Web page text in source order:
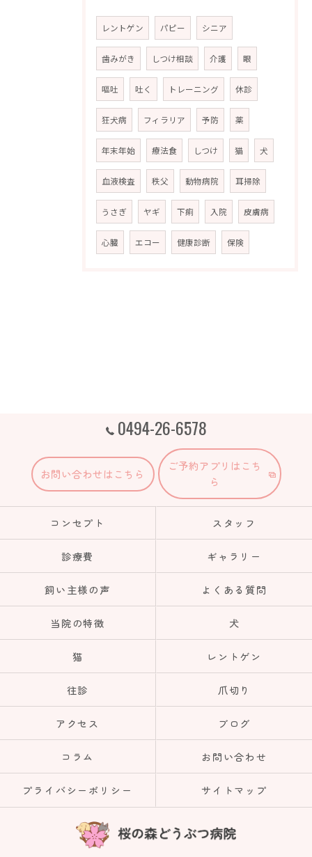
レントゲン パピー シニア
歯みがき しつけ相談 介護 眼
嘔吐 吐く トレーニング 休診
狂犬病 フィラリア 予防 薬
年末年始 療法食 しつけ 猫 犬
血液検査 秩父 動物病院 耳掃除
うさぎ ヤギ 下痢 入院 皮膚病
心臓 エコー 健康診断 保険
0494-26-6578
お問い合わせはこちら
ご予約アプリはこち
ら
コンセプト スタッフ
診療費 ギャラリー
飼い主様の声 よくある質問
当院の特徴 犬
猫 レントゲン
往診 爪切り
アクセス ブログ
コラム お問い合わせ
プライバシーポリシー サイトマップ